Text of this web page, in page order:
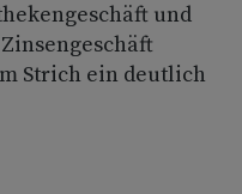
und
Strich ein deutlich